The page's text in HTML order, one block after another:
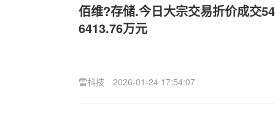
佰维?存储.今日大宗交易折价成交
6413.76万元
雷科技 2026-01-24 17:54:07